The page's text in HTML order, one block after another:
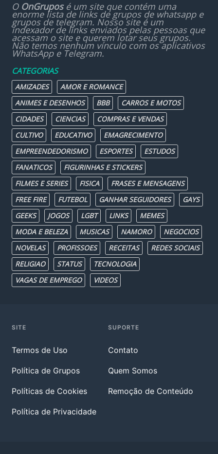
O OnGruposé um site que contém uma
enorme lista de links de grupos de whatsapp e
grupos de telegram. Nosso site é um
indexador de links enviados pelas pessoas que
acessam o site e querem lotar seus grupos.
Não temos nenhum vínculo com os aplicativos
WhatsApp e Telegram.
CATEGORIAS
AMIZADES
AMOR E ROMANCE
ANIMES E DESENHOS
BBB
CARROS E MOTOS
CIDADES
CIENCIAS
COMPRAS E VENDAS
CULTIVO
EDUCATIVO
EMAGRECIMENTO
EMPREENDEDORISMO
ESPORTES
ESTUDOS
FANATICOS
FIGURINHAS E STICKERS
FILMES E SERIES
FISICA
FRASES E MENSAGENS
FREE FIRE
FUTEBOL GANHAR SEGUIDORES
GAYS
GEEKS
JOGOS LGBT LINKS
MEMES
MODA E BELEZA
MUSICAS NAMORO
NEGOCIOS
NOVELAS
PROFISSOES RECEITAS
REDES SOCIAIS
RELIGIAO
STATUS
TECNOLOGIA
VAGAS DE EMPREGO
VIDEOS
SITE
Termos de Uso
Política de Grupos
Políticas de Cookies
Política de Privacidade
SUPORTE
Contato
Quem Somos
Remoção de Conteúdo